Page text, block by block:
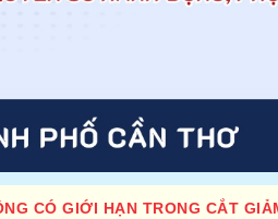
CÓ GIỚI HẠN TRONG CẮT